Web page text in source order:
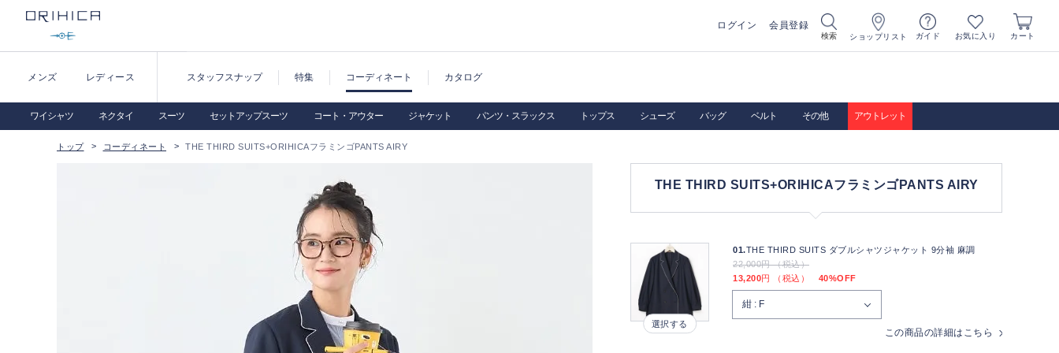
ログイン 会員登録
検索 ショップリスト ガイド お気に入り カート
メンズ レディース スタッフスナップ 特集 コーディネート カタログ
ワイシャツ ネクタイ スーツ セットアップスーツ コート・アウター ジャケット パンツ・スラックス トップス シューズ バッグ ベルト その他 アウトレット
トップ コーディネート THE THIRD SUITS+ORIHICAフラミンゴPANTS AIRY
THE THIRD SUITS+ORIHICAフラミンゴPANTS AIRY
01.THE THIRD SUITS ダブルシャツジャケット 9分袖 麻調
22,000円 （税込）
13,200円 （税込） 40%OFF
この商品の詳細はこちら